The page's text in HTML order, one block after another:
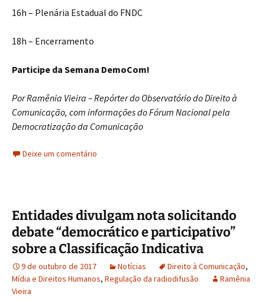
16h – Plenária Estadual do FNDC
18h – Encerramento
Participe da Semana DemoCom!
Por Ramênia Vieira – Repórter do Observatório do Direito à
Comunicação, com informações do Fórum Nacional pela
Democratização da Comunicação
Deixe um comentário
Entidades divulgam nota solicitando
debate “democrático e participativo”
sobre a Classificação Indicativa
9 de outubro de 2017 Notícias Direito à Comunicação,
Mídia e Direitos Humanos, Regulação da radiodifusão
Ramênia
Vieira